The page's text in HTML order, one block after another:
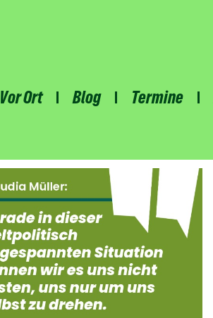
Vor Ort Blog Termine